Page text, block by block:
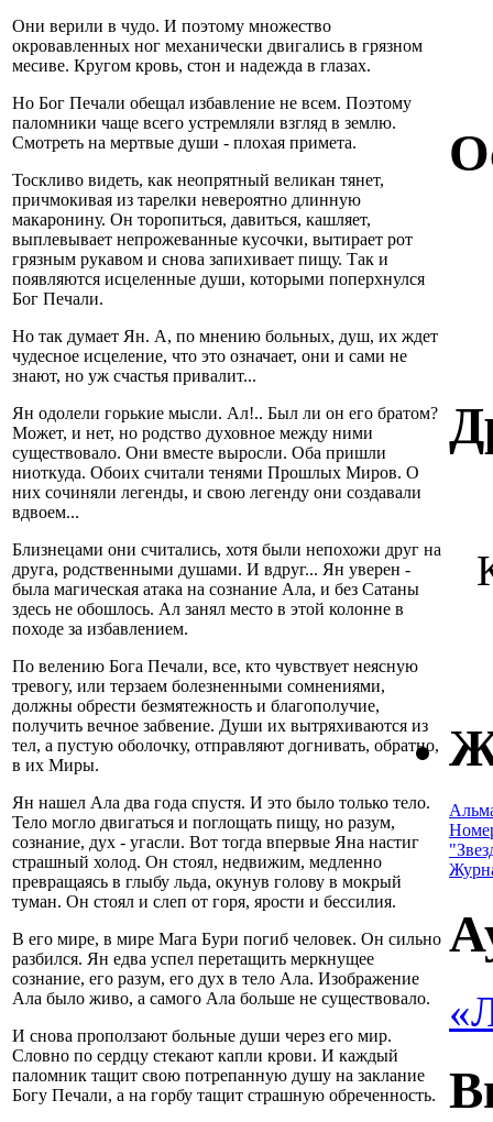
Они верили в чудо. И поэтому множество
окровавленных ног механически двигались в грязном
месиве. Кругом кровь, стон и надежда в глазах.
Но Бог Печали обещал избавление не всем. Поэтому
паломники чаще всего устремляли взгляд в землю.
Смотреть на мертвые души - плохая примета.
Тоскливо видеть, как неопрятный великан тянет,
причмокивая из тарелки невероятно длинную
макаронину. Он торопиться, давиться, кашляет,
выплевывает непрожеванные кусочки, вытирает рот
грязным рукавом и снова запихивает пищу. Так и
появляются исцеленные души, которыми поперхнулся
Бог Печали.
Но так думает Ян. А, по мнению больных, душ, их ждет
чудесное исцеление, что это означает, они и сами не
знают, но уж счастья привалит...
Ян одолели горькие мысли. Ал!.. Был ли он его братом?
Может, и нет, но родство духовное между ними
существовало. Они вместе выросли. Оба пришли
ниоткуда. Обоих считали тенями Прошлых Миров. О
них сочиняли легенды, и свою легенду они создавали
вдвоем...
Близнецами они считались, хотя были непохожи друг на
друга, родственными душами. И вдруг... Ян уверен -
была магическая атака на сознание Ала, и без Сатаны
здесь не обошлось. Ал занял место в этой колонне в
походе за избавлением.
По велению Бога Печали, все, кто чувствует неясную
тревогу, или терзаем болезненными сомнениями,
должны обрести безмятежность и благополучие,
получить вечное забвение. Души их вытряхиваются из
тел, а пустую оболочку, отправляют догнивать, обратно,
в их Миры.
Ян нашел Ала два года спустя. И это было только тело.
Тело могло двигаться и поглощать пищу, но разум,
сознание, дух - угасли. Вот тогда впервые Яна настиг
страшный холод. Он стоял, недвижим, медленно
превращаясь в глыбу льда, окунув голову в мокрый
туман. Он стоял и слеп от горя, ярости и бессилия.
В его мире, в мире Мага Бури погиб человек. Он сильно
разбился. Ян едва успел перетащить меркнущее
сознание, его разум, его дух в тело Ала. Изображение
Ала было живо, а самого Ала больше не существовало.
И снова проползают больные души через его мир.
Словно по сердцу стекают капли крови. И каждый
паломник тащит свою потрепанную душу на заклание
Богу Печали, а на горбу тащит страшную обреченность.